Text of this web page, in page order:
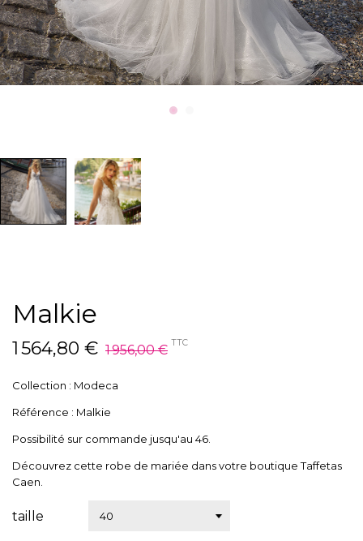
Malkie
1 564,80 € 1 956,00 € TTC
Collection : Modeca
Référence : Malkie
Possibilité sur commande jusqu'au 46.
Découvrez cette robe de mariée dans votre boutique Taffetas
Caen.
taille